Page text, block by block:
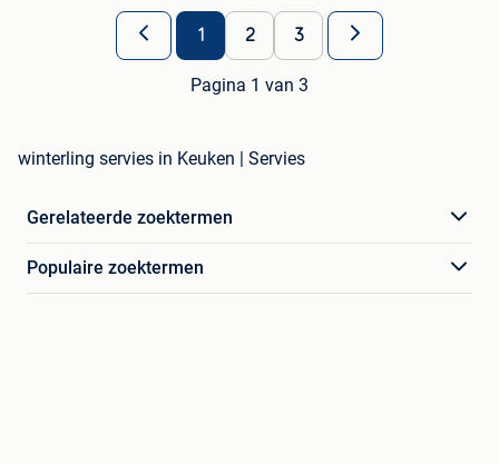
1 2 3
Pagina 1 van 3
winterling servies in Keuken | Servies
Gerelateerde zoektermen
Populaire zoektermen